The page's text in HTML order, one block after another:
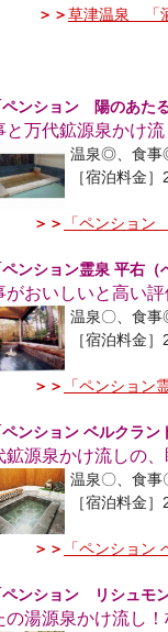
＞＞草津温泉 「
ンション 陽のあたる
と万代鉱源泉かけ
温泉◎、食事
［宿泊料金
＞＞ 「ペンショ
ンション霊泉 平右（
がおいしいと高い
温泉〇、食
［宿泊料金
＞＞ 「ペンション
ンション ベルクラン
鉱源泉かけ流しの
温泉〇、食事
［宿泊料金
＞＞ 「ペンション
ンション リシュモン
の湯源泉かけ流し